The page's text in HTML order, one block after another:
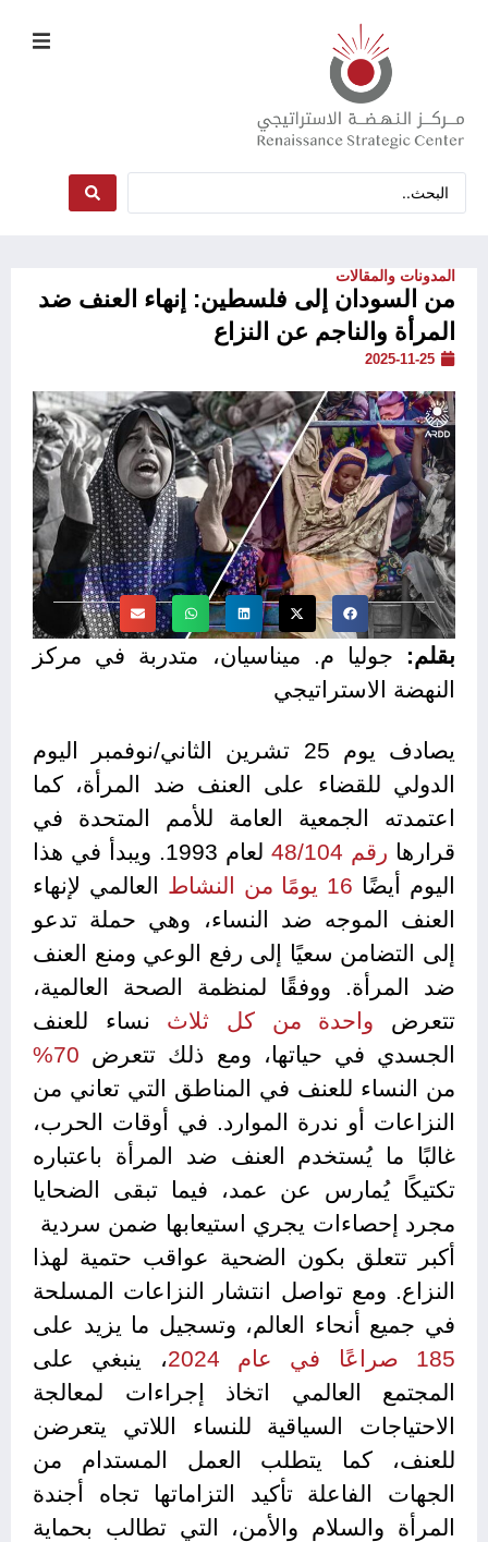
المدونات والمقالات
من السودان إلى فلسطين: إنهاء العنف ضد
المرأة والناجم عن النزاع
2025-11-25
بقلم: جوليا م. ميناسيان، متدربة في مركز
النهضة الاستراتيجي
يصادف يوم 25 تشرين الثاني/نوفمبر اليوم
الدولي للقضاء على العنف ضد المرأة، كما
اعتمدته الجمعية العامة للأمم المتحدة في
قرارها رقم 48/104
لعام 1993. ويبدأ في هذا
اليوم أيضًا 16 يومًا من النشاط
العالمي لإنهاء
العنف الموجه ضد النساء، وهي حملة تدعو
إلى التضامن سعيًا إلى رفع الوعي ومنع العنف
ضد المرأة. ووفقًا لمنظمة الصحة العالمية،
تتعرض واحدة من كل ثلاث نساء للعنف
الجسدي في حياتها، ومع ذلك تتعرض 70%
من النساء للعنف في المناطق التي تعاني من
النزاعات أو ندرة الموارد. في أوقات الحرب،
غالبًا ما يُستخدم العنف ضد المرأة باعتباره
تكتيكًا يُمارس عن عمد، فيما تبقى الضحايا
مجرد إحصاءات يجري استيعابها ضمن سردية ​​
أكبر تتعلق بكون الضحية عواقب حتمية لهذا
النزاع. ومع تواصل انتشار النزاعات المسلحة
في جميع أنحاء العالم، وتسجيل ما يزيد على
185 صراعًا في عام 2024
، ينبغي على
المجتمع العالمي اتخاذ إجراءات لمعالجة
الاحتياجات السياقية للنساء اللاتي يتعرضن
للعنف، كما يتطلب العمل المستدام من
الجهات الفاعلة تأكيد التزاماتها تجاه أجندة
المرأة والسلام والأمن، التي تطالب بحماية